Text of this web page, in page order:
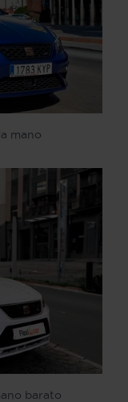
mano
barato